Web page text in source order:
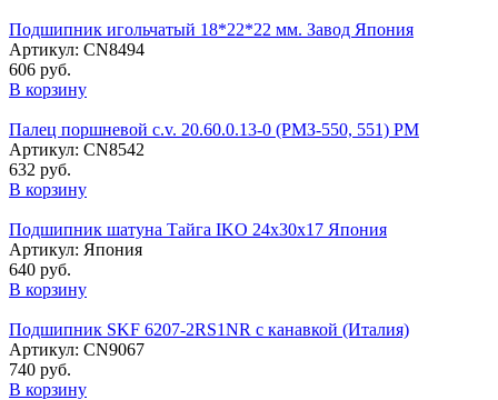
Подшипник игольчатый 18*22*22 мм. Завод Япония
Артикул: CN8494
606 руб.
В корзину
Палец поршневой c.v. 20.60.0.13-0 (РМЗ-550, 551) РМ
Артикул: CN8542
632 руб.
В корзину
Подшипник шатуна Тайга IKO 24х30х17 Япония
Артикул: Япония
640 руб.
В корзину
Подшипник SKF 6207-2RS1NR с канавкой (Италия)
Артикул: CN9067
740 руб.
В корзину